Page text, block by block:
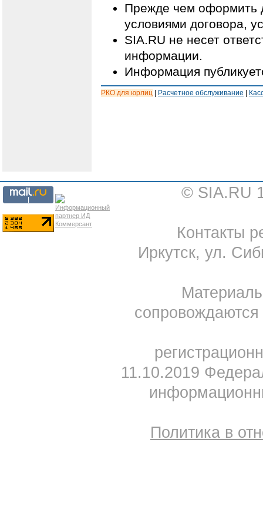
Прежде чем оформить
условиями договора,
SIA.RU не несет
информации.
Информация
РКО для юрлиц Расчетное обслуживание
© SIA.RU
Контакты
Иркутск, ул.
11.10.2019
Политика в